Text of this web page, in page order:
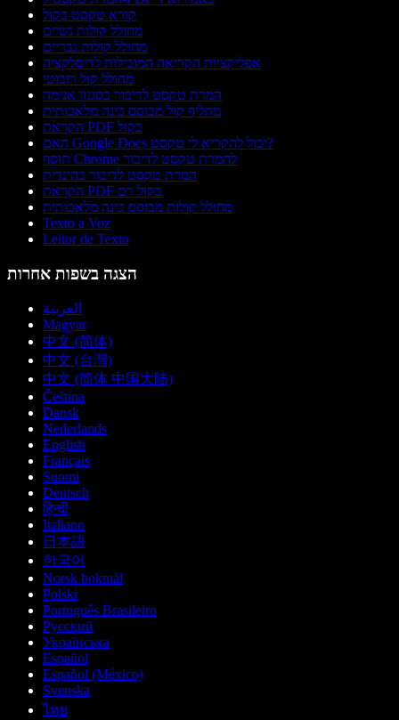
קורא טקסט בקול
מחולל קולות נשיים
מחולל קולות גבריים
אפליקציות הקריאה המובילות לדיסלקציה
מחולל קול רובוטי
המרת טקסט לדיבור בסגנון אנימה
מחליף קול מבוסס בינה מלאכותית
הקראת PDF בקול
האם Google Docs יכול להקריא לי טקסט?
תוסף Chrome להמרת טקסט לדיבור
המרת טקסט לדיבור בהינדית
הקראת PDF בקול רם
מחולל קולות מבוסס בינה מלאכותית
Texto a Voz
Leitor de Texto
הצגה בשפות אחרות
العربية
Magyar
中文 (简体)
中文 (台灣)
中文 (简体 中国大陆)
Čeština
Dansk
Nederlands
English
Français
Suomi
Deutsch
हिन्दी
Italiano
日本語
한국어
Norsk bokmål
Polski
Português Brasileiro
Русский
Українська
Español
Español (México)
Svenska
ไทย